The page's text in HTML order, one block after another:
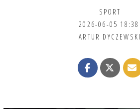
SPORT
2026-06-05 18:38
ARTUR DYCZEWSKI